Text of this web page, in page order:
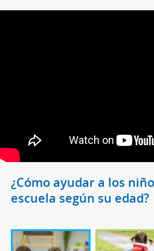
¿Cómo ayudar a los
escuela según su edad?